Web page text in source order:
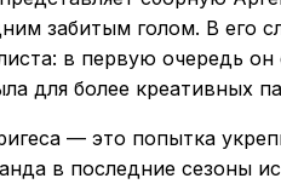
забитым голом. В его
в первую очередь он
для более креативных
— это попытка
в последние сезоны